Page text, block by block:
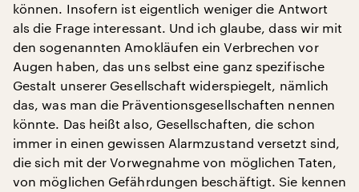
können. Insofern ist eigentlich weniger die Antwort
als die Frage interessant. Und ich glaube, dass wir mit
den sogenannten Amokläufen ein Verbrechen vor
Augen haben, das uns selbst eine ganz spezifische
Gestalt unserer Gesellschaft widerspiegelt, nämlich
das, was man die Präventionsgesellschaften nennen
könnte. Das heißt also, Gesellschaften, die schon
immer in einen gewissen Alarmzustand versetzt sind,
die sich mit der Vorwegnahme von möglichen Taten,
von möglichen Gefährdungen beschäftigt. Sie kennen